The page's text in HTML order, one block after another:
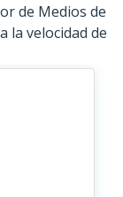
de Medios de
la velocidad de